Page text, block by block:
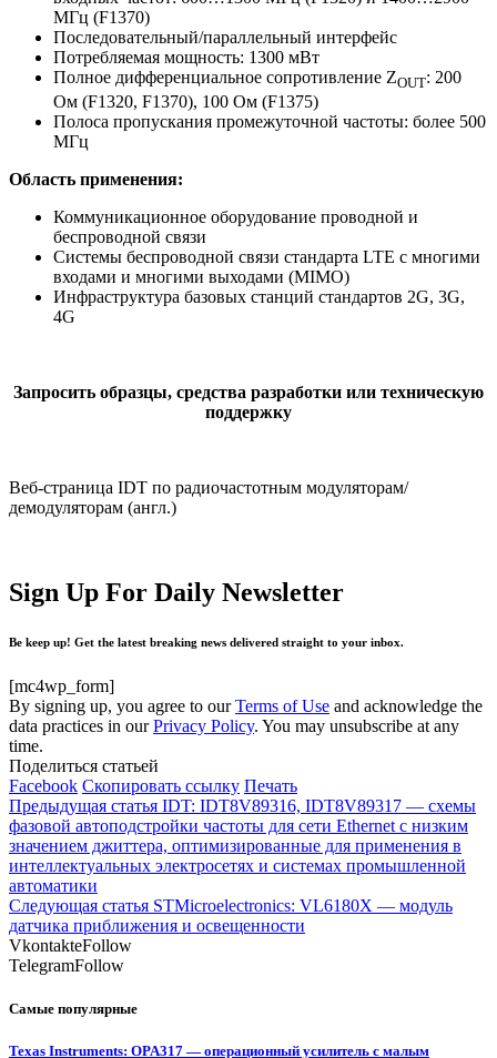
МГц (F1370)
Последовательный/параллельный интерфейс
Потребляемая мощность: 1300 мВт
Полное дифференциальное сопротивление ZOUT: 200
Ом (F1320, F1370), 100 Ом (F1375)
Полоса пропускания промежуточной частоты: более 500
МГц
Область применения:
Коммуникационное оборудование проводной и
беспроводной связи
Системы беспроводной связи стандарта LTE с многими
входами и многими выходами (MIMO)
Инфраструктура базовых станций стандартов 2G, 3G,
4G
Запросить образцы, средства разработки или техническую
поддержку
Веб-страница IDT по радиочастотным модуляторам/
демодуляторам (англ.)
Sign Up For Daily Newsletter
Be keep up! Get the latest breaking news delivered straight to your inbox.
[mc4wp_form]
By signing up, you agree to ourTerms of Use and acknowledge the
data practices in ourPrivacy Policy. You may unsubscribe at any
time.
Поделиться статьей
Facebook Скопировать ссылку Печать
Предыдущая статья IDT: IDT8V89316, IDT8V89317 — схемы
фазовой автоподстройки частоты для сети Ethernet с низким
значением джиттера, оптимизированные для применения в
интеллектуальных электросетях и системах промышленной
автоматики
Следующая статья STMicroelectronics: VL6180X — модуль
датчика приближения и освещенности
VkontakteFollow
TelegramFollow
Самые популярные
Texas Instruments: OPA317 — операционный усилитель с малым